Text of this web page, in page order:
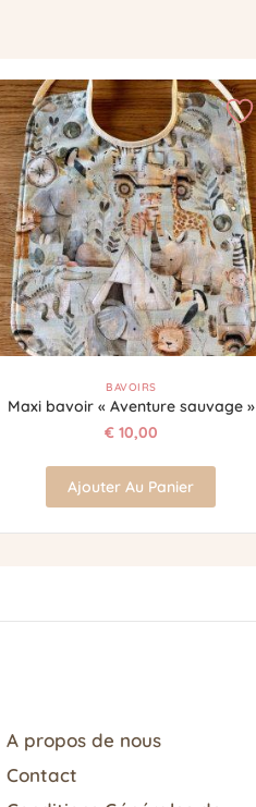
BAVOIRS
Maxi bavoir « Aventure sauvage »
€10,00
Ajouter Au Panier
A propos de nous
Contact